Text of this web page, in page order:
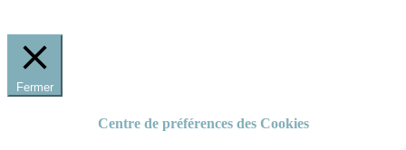
Fermer
Centre de préférences des Cookies